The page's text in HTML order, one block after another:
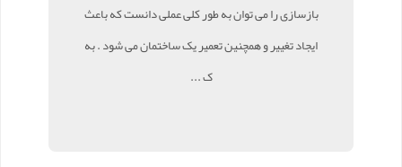
بازسازی را می توان به طور کلی عملی دانست که باعث
ایجاد تغییر و همچنین تعمیر یک ساختمان می شود . به
ک ...